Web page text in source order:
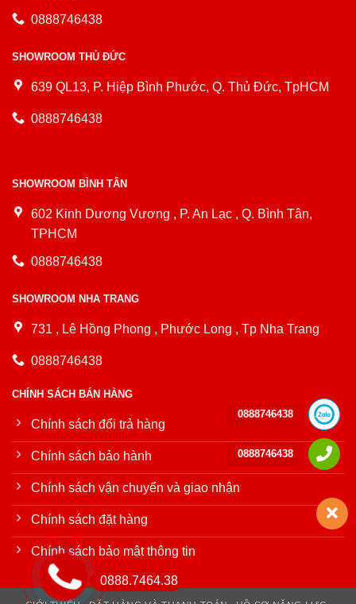
0888746438
SHOWROOM THỦ ĐỨC
639 QL13, P. Hiệp Bình Phước, Q. Thủ Đức, TpHCM
0888746438
SHOWROOM BÌNH TÂN
602 Kinh Dương Vương , P. An Lạc , Q. Bình Tân,
TPHCM
0888746438
SHOWROOM NHA TRANG
731 , Lê Hồng Phong , Phước Long , Tp Nha Trang
0888746438
CHÍNH SÁCH BÁN HÀNG
Chính sách đổi trả hàng
Chính sách bảo hành
Chính sách vận chuyển và giao nhận
Chính sách đặt hàng
Chính sách bảo mật thông tin
0888.7464.38
0888746438
0888746438